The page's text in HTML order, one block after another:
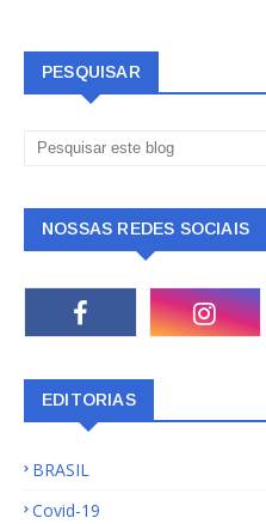
PESQUISAR
NOSSAS REDES SOCIAIS
EDITORIAS
BRASIL
Covid-19